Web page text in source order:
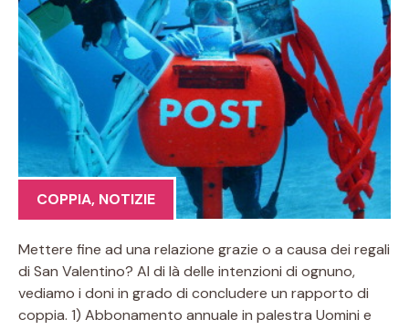
COPPIA, NOTIZIE
Mettere fine ad una relazione grazie o a causa dei regali
di San Valentino? Al di là delle intenzioni di ognuno,
vediamo i doni in grado di concludere un rapporto di
coppia. 1) Abbonamento annuale in palestra Uomini e